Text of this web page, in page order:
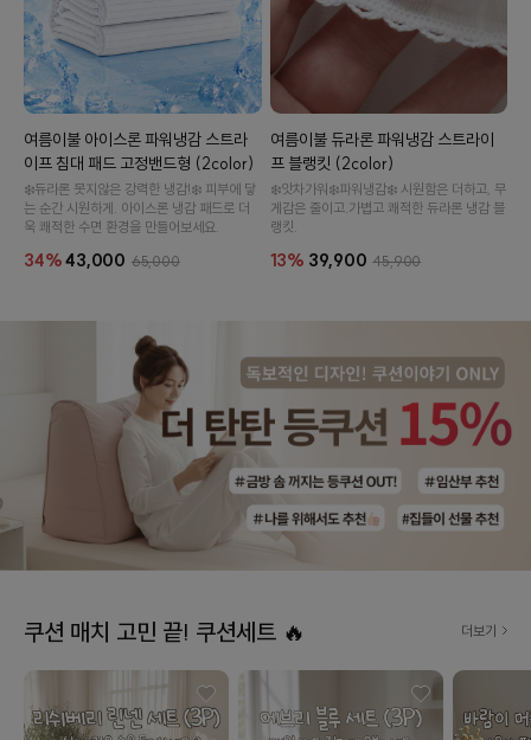
여름이불 아이스론 파워냉감 스트라
이프 침대 패드 고정밴드형 (2color)
❄️듀라론 못지않은 강력한 냉감!❄️ 피부에 닿
는 순간 시원하게. 아이스론 냉감 패드로 더
욱 쾌적한 수면 환경을 만들어보세요.
34%43,000 65,000
여름이불 듀라론 파워냉감 스트라이
프 블랭킷 (2color)
❄️앗차가워❄️파워냉감❄️ 시원함은 더하고, 무
게감은 줄이고.가볍고 쾌적한 듀라론 냉감 블
랭킷.
13% 39,900 45,900
쿠션 매치 고민 끝! 쿠션세트 🔥 더보기